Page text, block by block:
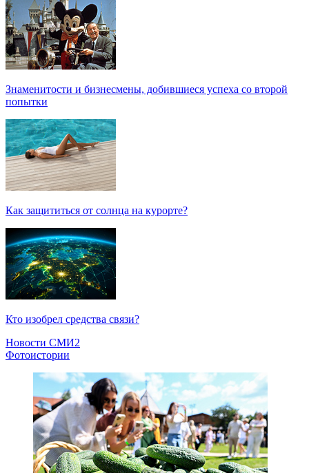
Знаменитости и бизнесмены, добившиеся успеха со второй
попытки
Как защититься от солнца на курорте?
Кто изобрел средства связи?
Новости СМИ2
Фотоистории